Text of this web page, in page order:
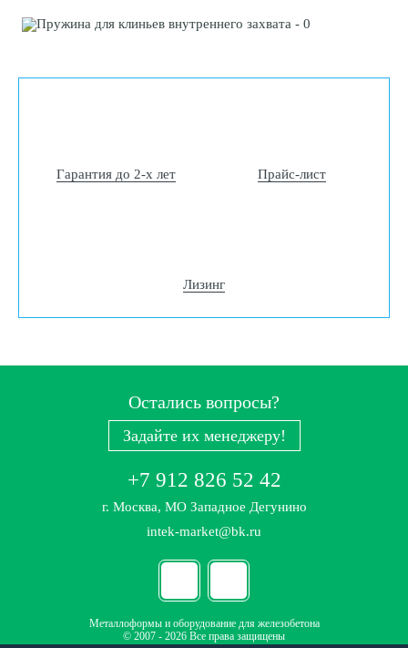
Гарантия до 2-х лет Прайс-лист
Лизинг
Остались вопросы?
Задайте их менеджеру!
+7 912 826 52 42
г. Москва, МО Западное Дегунино
intek-market@bk.ru
Металлоформы и оборудование для железобетона
© 2007 - 2026 Все права защищены